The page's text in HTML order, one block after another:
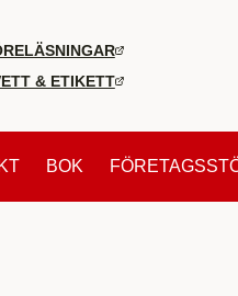
& ETIKETT
BOK